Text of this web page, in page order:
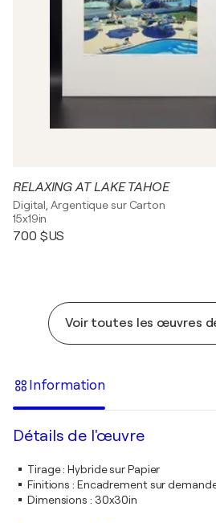
RELAXING AT LAKE TAHOE
Digital, Argentique sur Carton
15x19in
700 $US
Voir toutes les œuvres
Information
Détails de l'œuvre
Tirage:Hybride sur Papier
Finitions : Encadrement sur
Dimensions : 30x30in